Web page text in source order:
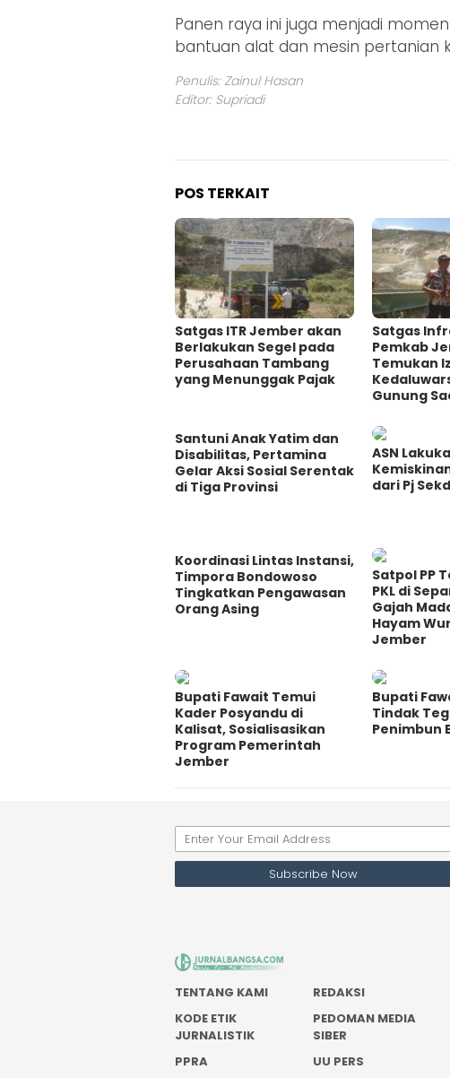
Panen raya ini juga menjadi
bantuan alat dan mesin pertanian
Penulis: Zainul Hasan
Editor: Supriadi
POS TERKAIT
Satgas ITR Jember akan
Berlakukan Segel pada
Perusahaan Tambang
yang Menunggak Pajak
Satgas
Pemkab
Temukan
Gunung
Santuni Anak Yatim dan
Disabilitas, Pertamina
Gelar Aksi Sosial Serentak
di Tiga Provinsi
ASN
dari Pj
Koordinasi Lintas Instansi,
Timpora Bondowoso
Tingkatkan Pengawasan
Orang Asing
Satpol PP
PKL di
Gajah
Hayam
Jember
Bupati Fawait Temui
Kader Posyandu di
Kalisat, Sosialisasikan
Program Pemerintah
Jember
Bupati
Tindak
Penimbun
TENTANG KAMI REDAKSI
KODE ETIK
JURNALISTIK
PEDOMAN MEDIA
SIBER
PPRA UU PERS